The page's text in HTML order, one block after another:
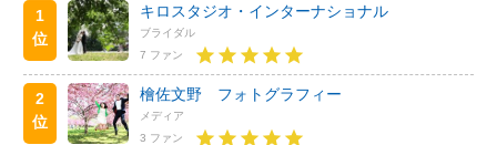
1
位
キロスタジオ・インターナショナル
ブライダル
7 ファン
2
位
檜佐文野 フォトグラフィー
メディア
3 ファン